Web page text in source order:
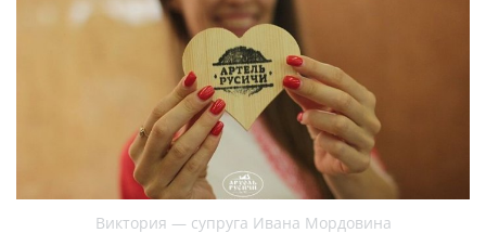
Виктория — супруга Ивана Мордовина